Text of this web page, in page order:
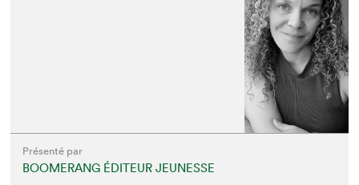
Présenté par
BOOMERANG ÉDITEUR JEUNESSE